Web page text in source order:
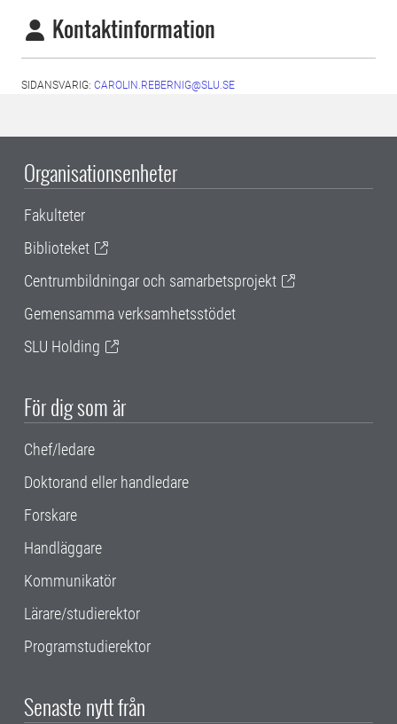
Kontaktinformation
SIDANSVARIG: CAROLIN.REBERNIG@SLU.SE
Organisationsenheter
Fakulteter
Biblioteket
Centrumbildningar och samarbetsprojekt
Gemensamma verksamhetsstödet
SLU Holding
För dig som är
Chef/ledare
Doktorand eller handledare
Forskare
Handläggare
Kommunikatör
Lärare/studierektor
Programstudierektor
Senaste nytt från